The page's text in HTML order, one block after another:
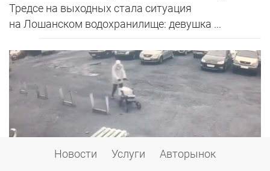
Тредсе на выходных стала ситуация
на Лошанском водохранилище: девушка ...
Новости Услуги Авторынок